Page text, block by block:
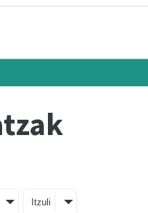
Itzuli